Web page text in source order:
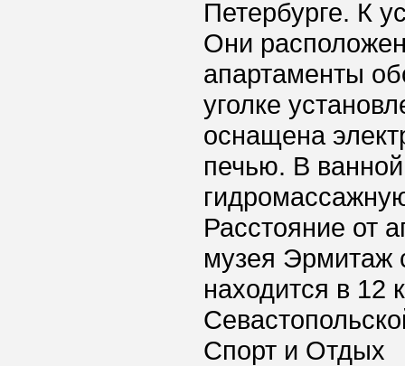
Петербурге. К
Они
апартаменты
уголке
оснащена
печью. В
Расстояние от
музея Эрмитаж
находится в 12
Спорт и Отдых